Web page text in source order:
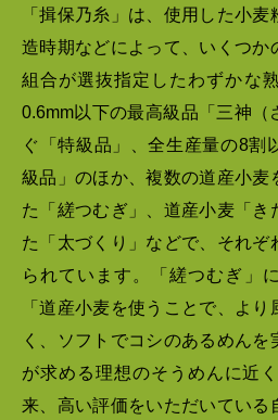
「揖保乃糸」は、使用した小
造時期などによって、いくつか
組合が選抜指定したわずかな
0.6mm以下の最高級品「三神（
ぐ「特級品」、全生産量の8割
級品」のほか、複数の道産小麦
た「縒つむぎ」、道産小麦「き
た「太づくり」などで、それぞ
られています。「縒つむぎ」
「道産小麦を使うことで、よ
く、ソフトでコシのあるめん
が求める理想のそうめんに近
来、高い評価をいただいている